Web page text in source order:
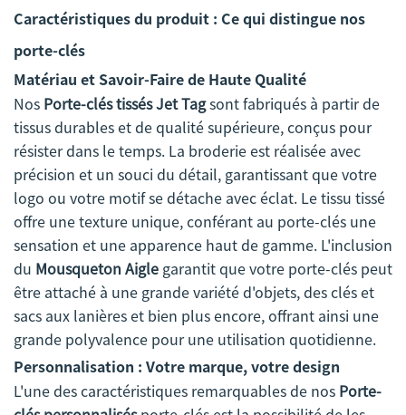
Caractéristiques du produit : Ce qui distingue nos
porte-clés
Matériau et Savoir-Faire de Haute Qualité
Nos Porte-clés tissés Jet Tagsont fabriqués à partir de
tissus durables et de qualité supérieure, conçus pour
résister dans le temps. La broderie est réalisée avec
précision et un souci du détail, garantissant que votre
logo ou votre motif se détache avec éclat. Le tissu tissé
offre une texture unique, conférant au porte-clés une
sensation et une apparence haut de gamme. L'inclusion
du Mousqueton Aigle garantit que votre porte-clés peut
être attaché à une grande variété d'objets, des clés et
sacs aux lanières et bien plus encore, offrant ainsi une
grande polyvalence pour une utilisation quotidienne.
Personnalisation : Votre marque, votre design
L'une des caractéristiques remarquables de nos Porte-